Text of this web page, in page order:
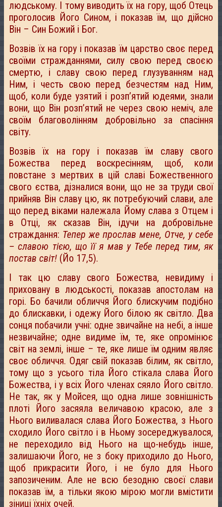
людському. І тому виводить їх на гору, щоб Отець
проголосив Його Сином, і показав їм, що дійсно
Він – Син Божий і Бог.
Возвів їх на гору і показав їм царство своє перед
своїми стражданнями, силу свою перед своєю
смертю, і славу свою перед глузуванням над
Ним, і честь свою перед безчестям над Ним,
щоб, коли буде узятий і розп’ятий юдеями, знали
вони, що Він розп’ятий не через свою неміч, але
своїм благоволінням добровільно за спасіння
світу.
Возвів їх на гору і показав їм славу свого
Божества перед воскресінням, щоб, коли
повстане з мертвих в цій славі Божественного
свого єства, дізналися вони, що не за труди свої
прийняв Він славу цю, як потребуючий слави, але
що перед віками належала Йому слава з Отцем і
в Отці, як сказав Він, ідучи на добровільне
страждання: Тепер же прослав мене, Отче, у себе
– славою тією, що її я мав у Тебе перед тим, як
постав світ! (Йо 17,5).
І так цю славу свого Божества, невидиму і
приховану в людськості, показав апостолам на
горі. Бо бачили обличчя Його блискучим подібно
до блискавки, і одежу Його білою як світло. Два
сонця побачили учні: одне звичайне на небі, а інше
незвичайне; одне видиме їм, те, яке опромінює
світ на землі, інше – те, яке лише їм одним являє
своє обличчя. Одяг свій показав білим, як світло,
тому що з усього тіла Його стікала слава Його
Божества, і у всіх Його членах сяяло Його світло.
Не так, як у Мойсея, що одна лише зовнішність
плоті Його засяяла величавою красою, але з
Нього виливалася слава Його Божества, з Нього
сходило Його світло і в Ньому зосереджувалося,
не переходило від Нього на що-небудь інше,
залишаючи Його, не з боку приходило до Нього,
щоб прикрасити Його, і не було для Нього
запозиченим. Але не всю безодню своєї слави
показав їм, а тільки якою мірою могли вмістити
зіниці їхніх очей.